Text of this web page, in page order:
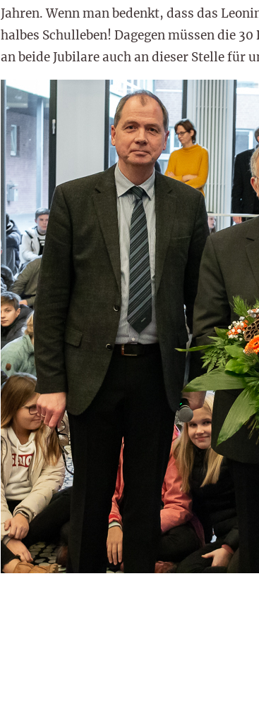
Jahren. Wenn man bedenkt, dass das
halbes Schulleben! Dagegen müssen die
an beide Jubilare auch an dieser Stelle für